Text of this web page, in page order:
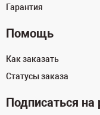
Гарантия
Помощь
Как заказать
Статусы заказа
Подписаться на